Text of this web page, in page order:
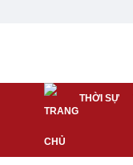
THỜI SỰ